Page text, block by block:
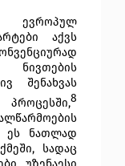
აქვს
შენახვას
8
ეს ნათლად
სადაც